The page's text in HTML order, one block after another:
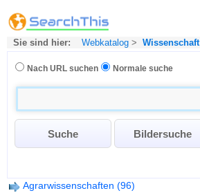
Sie sind hier: Webkatalog > Wissenschaft
Nach URL suchen Normale suche
Agrarwissenschaften (96)